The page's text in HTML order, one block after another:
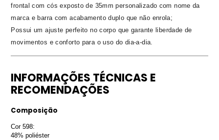
frontal com cós exposto de 35mm personalizado com nome da
marca e barra com acabamento duplo que não enrola;
Possui um ajuste perfeito no corpo que garante liberdade de
movimentos e conforto para o uso do dia-a-dia.
INFORMAÇÕES TÉCNICAS E
RECOMENDAÇÕES
Composição
Cor 598:
48% poliéster